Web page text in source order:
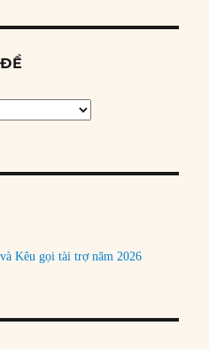
Kêu gọi tài trợ năm 2026